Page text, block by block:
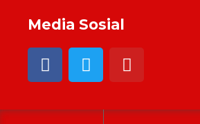
Media Sosial
F
a
e
T
w
t
Y
o
t